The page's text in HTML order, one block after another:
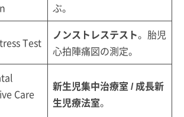
ぶ。
Test
ノンストレステスト。胎児
心拍陣痛図の測定。
Care
新生児集中治療室 / 成長新
生児療法室。